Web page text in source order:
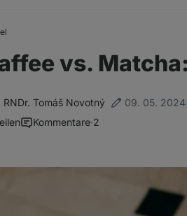
vs.
RNDr. Tomáš Novotný 09. 05. 2024
Kommentare 2